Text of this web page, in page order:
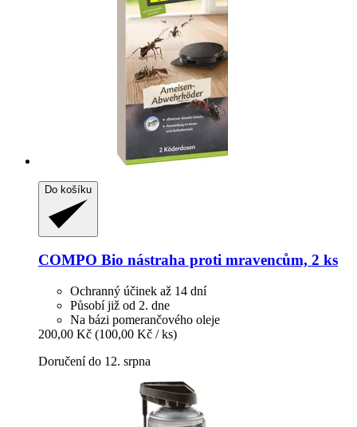
Do košíku
COMPO Bio nástraha proti mravencům, 2 ks
Ochranný účinek až 14 dní
Působí již od 2. dne
Na bázi pomerančového oleje
200,00 Kč (100,00 Kč / ks)
Doručení do 12. srpna